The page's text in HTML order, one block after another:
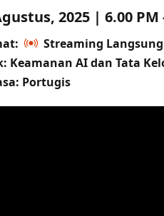
2025 | 6.00
Streaming Langsung
Keamanan AI dan Tata
Portugis